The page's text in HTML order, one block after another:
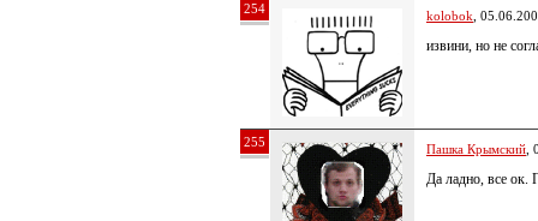
254 kolobok ,
извини, но не
255 Пашка Крымский
Да ладно, все ок.